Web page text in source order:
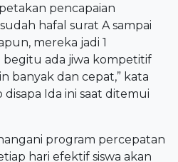
pencapaian
hafal surat A sampai
mereka jadi 1
begitu ada jiwa kompetitif
banyak dan cepat,” kata
Ida ini saat ditemui
program percepatan
hari efektif siswa akan